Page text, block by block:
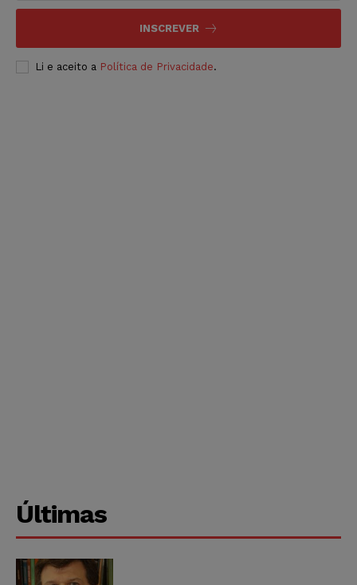
INSCREVER
Li e aceito a Política de Privacidade.
Últimas